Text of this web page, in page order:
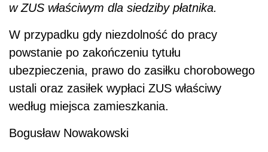
w ZUS właściwym dla siedziby płatnika.
W przypadku gdy niezdolność do pracy
powstanie po zakończeniu tytułu
ubezpieczenia, prawo do zasiłku chorobowego
ustali oraz zasiłek wypłaci ZUS właściwy
według miejsca zamieszkania.
Bogusław Nowakowski